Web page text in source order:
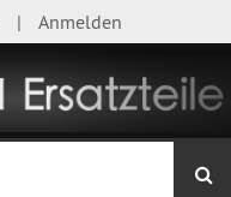
Anmelden